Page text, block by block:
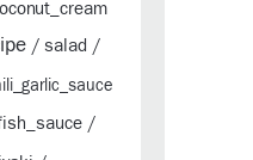
/ salad /
/